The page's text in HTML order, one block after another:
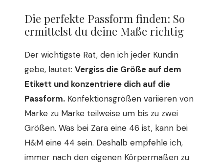
Die perfekte Passform finden: So
ermittelst du deine Maße richtig
Der wichtigste Rat, den ich jeder Kundin
gebe, lautet: Vergiss die Größe auf dem
Etikett und konzentriere dich auf die
Passform. Konfektionsgrößen variieren von
Marke zu Marke teilweise um bis zu zwei
Größen. Was bei Zara eine 46 ist, kann bei
H&M eine 44 sein. Deshalb empfehle ich,
immer nach den eigenen Körpermaßen zu